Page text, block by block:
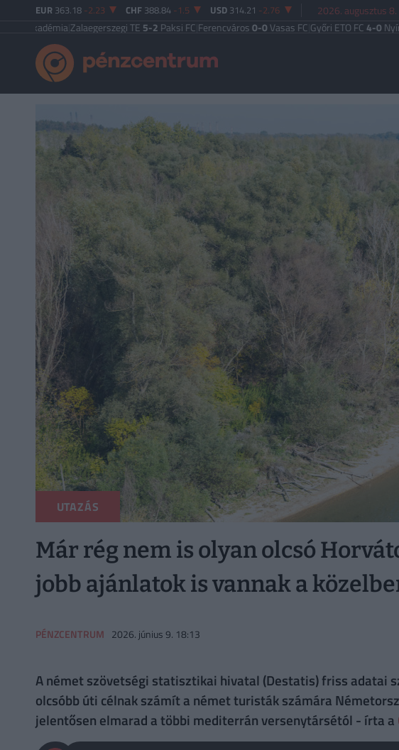
EUR 363.18 -2.23 CHF 388.84 -1.5 USD 314.21 -2.76 2026. augusztus
Zalaegerszegi TE5-2Paksi FC |Ferencváros0-0Vasas FC|Győri ETO FC4-0
UTAZÁS
Már rég nem is olyan olcsó
jobb ajánlatok is vannak a
PÉNZCENTRUM 2026. június 9. 18:13
A német szövetségi statisztikai hivatal (Destatis) friss adatai
olcsóbb úti célnak számít a német turisták számára
jelentősen elmarad a többi mediterrán versenytársétól - írta a